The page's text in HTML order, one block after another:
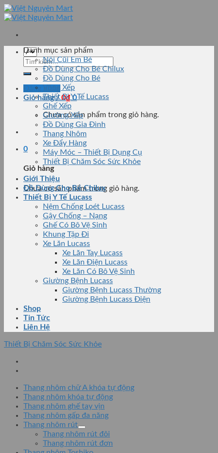
Skip
to
Tìm
kiếm:
Đăng nhập
Giỏ hàng /0₫ 0
Chưa có sản phẩm trong giỏ hàng.
0
Giỏ hàng
Chưa có sản phẩm trong giỏ hàng.
Danh mục sản phẩm
Nôi Cũi Em Bé
Đồ Dùng Cho Bé Chilux
Đồ Dùng Cho Bé
Võng Xếp
Thiết Bị Y Tế Lucass
Ghế Xếp
Giường Xếp
Đồ Dùng Gia Đình
Thang Nhôm
Xe Đẩy Hàng
Máy Móc – Thiết Bị Dụng Cụ
Thiết Bị Chăm Sóc Sức Khỏe
Giới Thiệu
Đồ Dùng Cho Bé Chilux
Thiết Bị Y Tế Lucass
Nệm Chống Loét Lucass
Gậy Chống – Nạng
Ghế Có Bô Vệ Sinh
Khung Tập Đi
Xe Lăn Lucass
Xe Lăn Tay Lucass
Xe Lăn Điện Lucass
Xe Lăn Có Bô Vệ Sinh
Giường Bệnh Lucass
Giường Bệnh Lucass Thường
Giường Bệnh Lucass Điện
Shop
Tin Tức
Liên Hệ
Thiết Bị Chăm Sóc Sức Khỏe
Thang nhôm chữ A khóa tự động
Thang nhôm khóa tự động
Thang nhôm ghế tay vịn
Thang nhôm gấp đa năng
Thang nhôm rút
Thang nhôm rút đôi
Thang nhôm rút đơn